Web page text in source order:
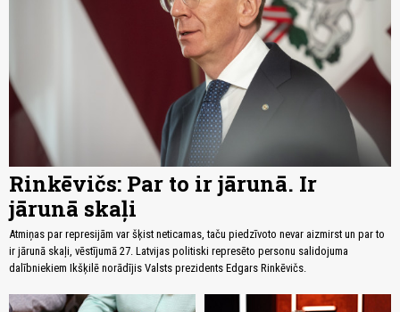
Rinkēvičs: Par to ir jārunā. Ir
jārunā skaļi
Atmiņas par represijām var šķist neticamas, taču piedzīvoto nevar aizmirst un par to
ir jārunā skaļi, vēstījumā 27. Latvijas politiski represēto personu salidojuma
dalībniekiem Ikšķilē norādījis Valsts prezidents Edgars Rinkēvičs.